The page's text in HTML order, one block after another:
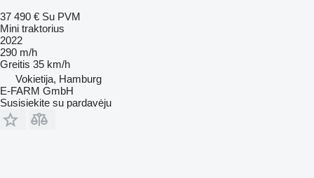
37 490 € Su PVM
Mini traktorius
2022
290 m/h
Greitis 35 km/h
Vokietija, Hamburg
E-FARM GmbH
Susisiekite su pardavėju